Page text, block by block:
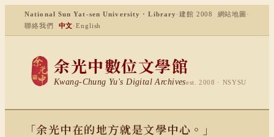
National Sun Yat-sen University · Library ·建館 2008 網站地圖 ·
聯絡我們
中文·English
余光中數位文學館
Kwang-Chung Yu's Digital Archivesest. 2008 · NSYSU
「余光中在的地方就是文學中心。」